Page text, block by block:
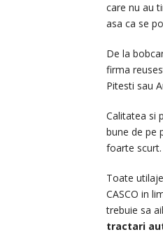
care nu au
asa ca se
De la
firma
Pitesti sau
Calitatea si
bune de pe
foarte scurt.
Toate
CASCO in
trebuie sa
tractari